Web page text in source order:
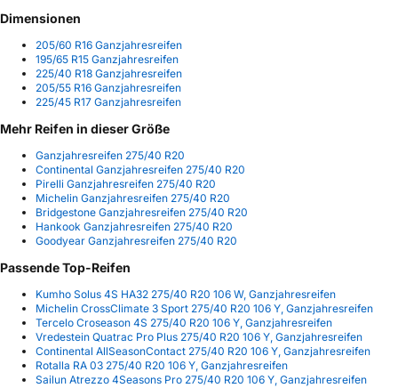
Dimensionen
205/60 R16 Ganzjahresreifen
195/65 R15 Ganzjahresreifen
225/40 R18 Ganzjahresreifen
205/55 R16 Ganzjahresreifen
225/45 R17 Ganzjahresreifen
Mehr Reifen in dieser Größe
Ganzjahresreifen 275/40 R20
Continental Ganzjahresreifen 275/40 R20
Pirelli Ganzjahresreifen 275/40 R20
Michelin Ganzjahresreifen 275/40 R20
Bridgestone Ganzjahresreifen 275/40 R20
Hankook Ganzjahresreifen 275/40 R20
Goodyear Ganzjahresreifen 275/40 R20
Passende Top-Reifen
Kumho Solus 4S HA32 275/40 R20 106 W, Ganzjahresreifen
Michelin CrossClimate 3 Sport 275/40 R20 106 Y, Ganzjahresreifen
Tercelo Croseason 4S 275/40 R20 106 Y, Ganzjahresreifen
Vredestein Quatrac Pro Plus 275/40 R20 106 Y, Ganzjahresreifen
Continental AllSeasonContact 275/40 R20 106 Y, Ganzjahresreifen
Rotalla RA 03 275/40 R20 106 Y, Ganzjahresreifen
Sailun Atrezzo 4Seasons Pro 275/40 R20 106 Y, Ganzjahresreifen